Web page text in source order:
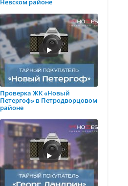
Проверка ЖК «Новый
Петергоф» в Петродворцовом
районе